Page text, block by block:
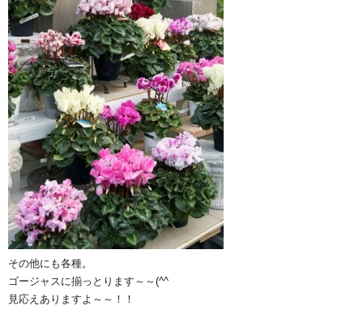
その他にも各種。
ゴージャスに揃っとります～～(^^ゞ
見応えありますよ～～！！